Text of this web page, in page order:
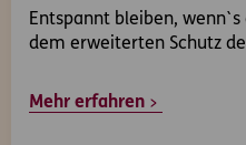
Entspannt bleiben,
dem erweiterten Schutz
Mehr erfahren